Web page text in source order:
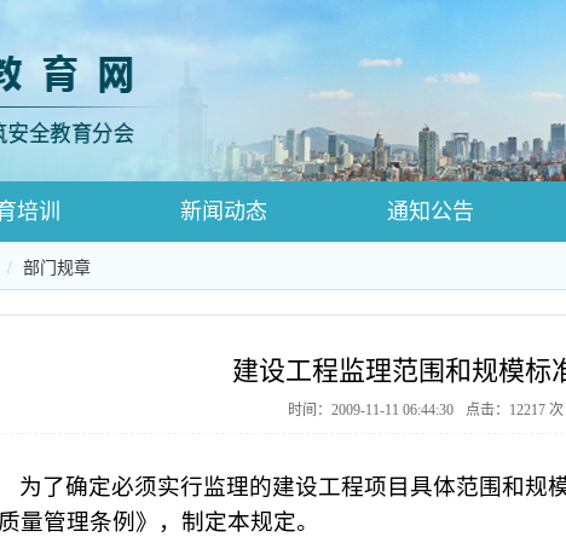
培训 新闻动态 通知公告
录页面
部门规章
建设工程监理范围和规模标
时间：2009-11-11 06:44:30 点击： 12217 次
为了确定必须实行监理的建设工程项目具体范围和规
量管理条例》，制定本规定。